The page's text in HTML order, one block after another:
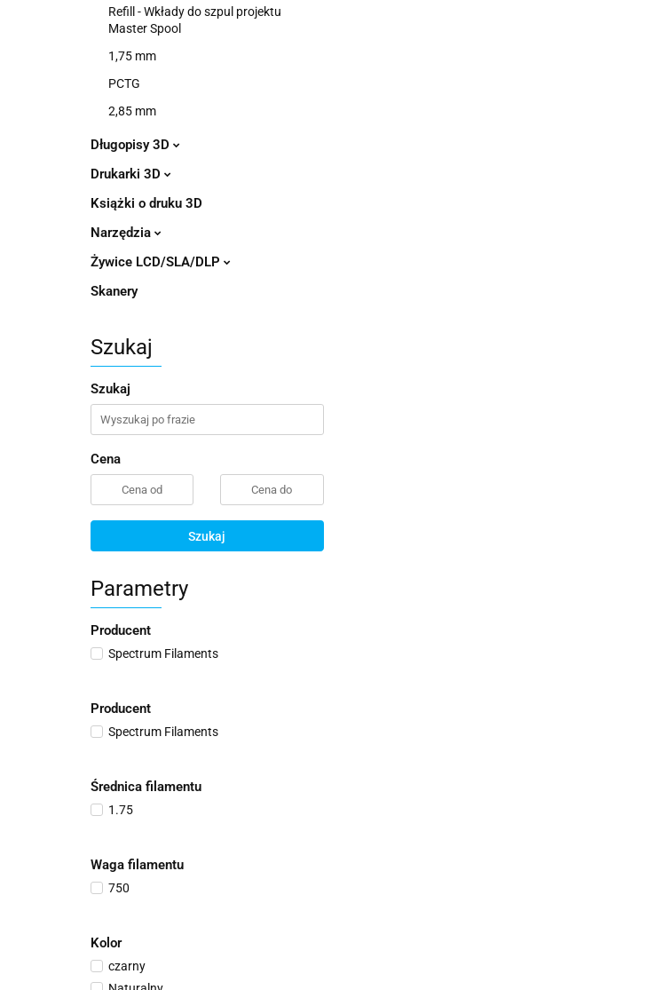
Refill - Wkłady do szpul projektu
Master Spool
1,75 mm
PCTG
2,85 mm
Długopisy 3D
Drukarki 3D
Książki o druku 3D
Narzędzia
Żywice LCD/SLA/DLP
Skanery
Szukaj
Szukaj
Cena
Szukaj
Parametry
Producent
Spectrum Filaments
Producent
Spectrum Filaments
Średnica filamentu
1.75
Waga filamentu
750
Kolor
czarny